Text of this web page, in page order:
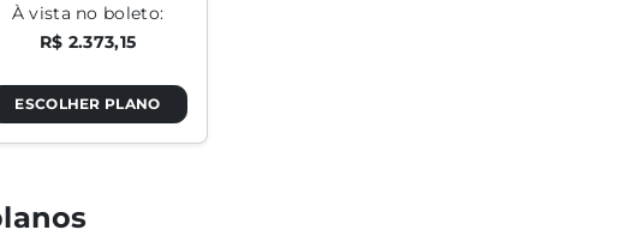
À vista no boleto:
R$ 2.373,15
ESCOLHER PLANO